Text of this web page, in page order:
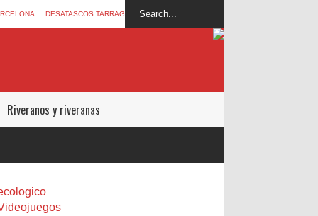
DESATASCOS TARRAGONA
Riveranos y riveranas